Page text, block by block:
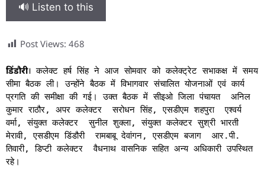
🔊 Listen to this
Post Views: 468
डिंडौरी।कलेक्ट हर्ष सिंह ने आज सोमवार को कलेक्ट्रेट सभाकक्ष में समय
सीमा बैठक ली। उन्होंने बैठक में विभागवार संचालित योजनाओं एवं कार्य
प्रगति की समीक्षा की गई। उक्त बैठक में सीइओ जिला पंचायत अनिल
कुमार राठौर, अपर कलेक्टर सरोधन सिंह, एसडीएम शहपुरा एश्वर्य
वर्मा, संयुक्त कलेक्टर सुनील शुक्ला, संयुक्त कलेक्टर सुश्री भारती
मेरावी, एसडीएम डिंडौरी रामबाबू देवांगन, एसडीएम बजाग आर.पी.
तिवारी, डिप्टी कलेक्टर वैधनाथ वासनिक सहित अन्य अधिकारी उपस्थित
रहे।